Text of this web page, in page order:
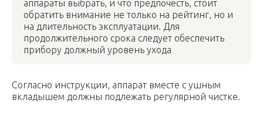
аппараты выбрать, и что предпочесть, стоит
обратить внимание не только на рейтинг, но и
на длительность эксплуатации. Для
продолжительного срока следует обеспечить
прибору должный уровень ухода
Согласно инструкции, аппарат вместе с ушным
вкладышем должны подлежать регулярной чистке.